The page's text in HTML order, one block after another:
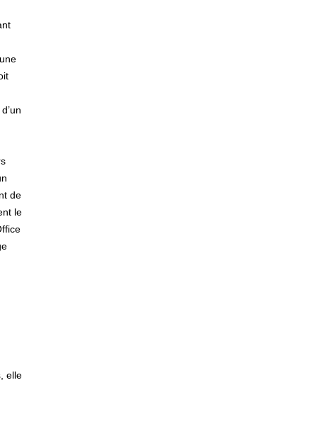
de
le
elle